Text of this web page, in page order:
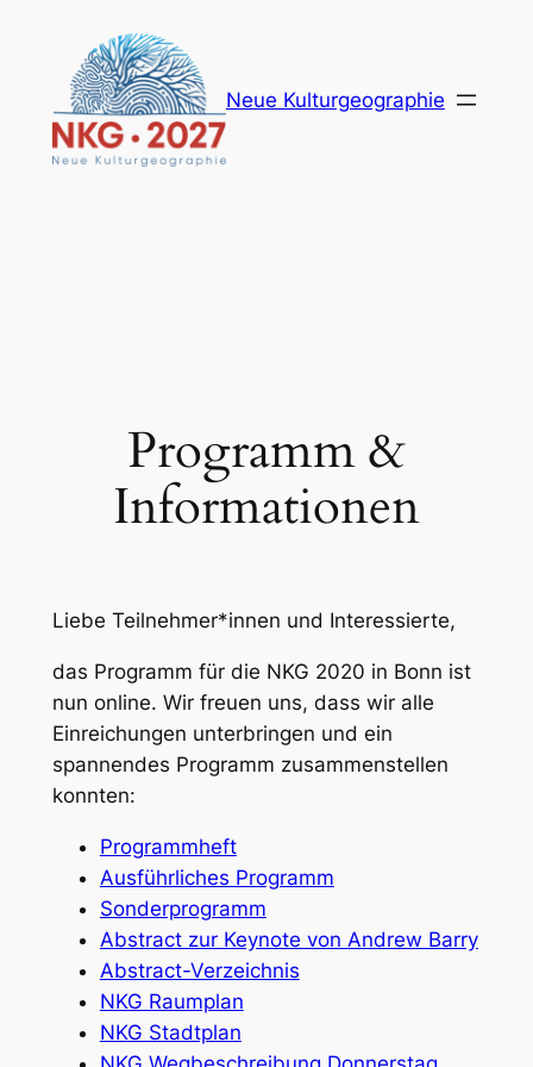
springen
Neue Kulturgeographie
Programm &
Informationen
Liebe Teilnehmer*innen und Interessierte,
das Programm für die NKG 2020 in Bonn ist
nun online. Wir freuen uns, dass wir alle
Einreichungen unterbringen und ein
spannendes Programm zusammenstellen
konnten:
Programmheft
Ausführliches Programm
Sonderprogramm
Abstract zur Keynote von Andrew Barry
Abstract-Verzeichnis
NKG Raumplan
NKG Stadtplan